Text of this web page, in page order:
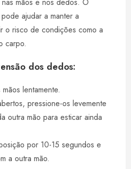
mãos e nos dedos. O
ajudar a manter a
o risco de condições como a
carpo.
dos dedos:
lentamente.
pressione-os levemente
outra mão para esticar ainda
por 10-15 segundos e
a outra mão.